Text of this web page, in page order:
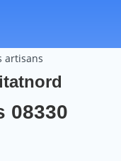
artisans
08330